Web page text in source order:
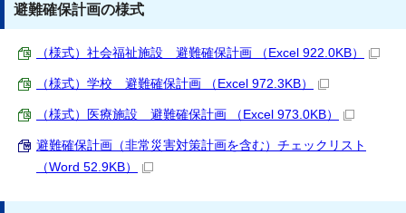
避難確保計画の様式
（様式）社会福祉施設 避難確保計画 （Excel 922.0KB）
（様式）学校 避難確保計画 （Excel 972.3KB）
（様式）医療施設 避難確保計画 （Excel 973.0KB）
避難確保計画（非常災害対策計画を含む）チェックリスト
（Word 52.9KB）